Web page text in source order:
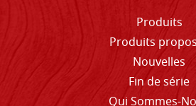
Produits
Produits
Nouvelles
Fin de série
Qui Sommes-